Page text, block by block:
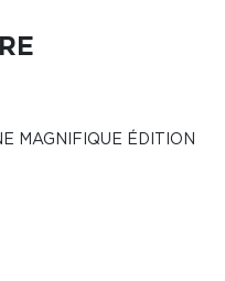
MAGNIFIQUE ÉDITION